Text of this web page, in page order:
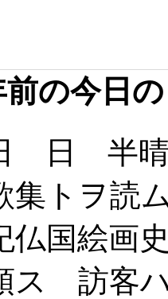
前の今日
日 半晴
集トヲ読
仏国絵画
ス 訪客